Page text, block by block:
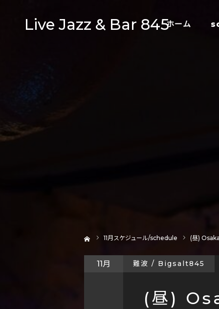
Live Jazz & Bar 845ホーム
11月スケジュール/schedule (昼)
(昼)
11月 難波 / Bigsalt845